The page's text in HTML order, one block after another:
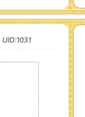
UID:1031